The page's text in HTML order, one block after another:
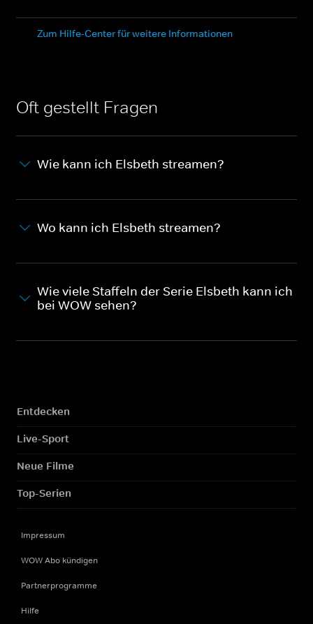
Zum Hilfe-Center für weitere Informationen
Oft gestellt Fragen
Wie kann ich Elsbeth streamen?
Wo kann ich Elsbeth streamen?
Wie viele Staffeln der Serie Elsbeth kann ich
bei WOW sehen?
Entdecken
Live-Sport
Neue Filme
Top-Serien
Impressum
WOW Abo kündigen
Partnerprogramme
Hilfe